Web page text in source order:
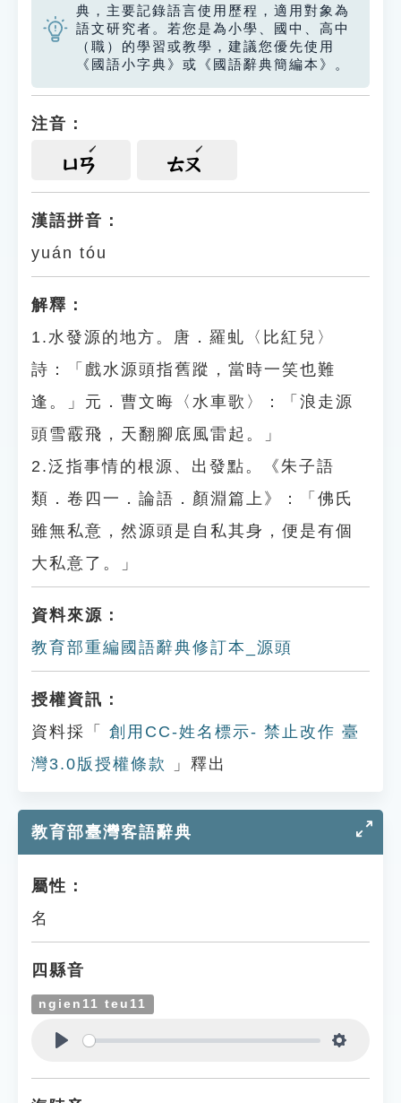
典，主要記錄語言使用歷程，適用對象為
語文研究者。若您是為小學、國中、高中
（職）的學習或教學，建議您優先使用
《國語小字典》或《國語辭典簡編本》。
注音：
ㄩㄢ ㄊㄡ
漢語拼音：
yuán tóu
解釋：
1.水發源的地方。唐．羅虬〈比紅兒〉
詩：「戲水源頭指舊蹤，當時一笑也難
逢。」元．曹文晦〈水車歌〉：「浪走源
頭雪霰飛，天翻腳底風雷起。」
2.泛指事情的根源、出發點。《朱子語
類．卷四一．論語．顏淵篇上》：「佛氏
雖無私意，然源頭是自私其身，便是有個
大私意了。」
資料來源：
教育部重編國語辭典修訂本_源頭
授權資訊：
資料採「
創用CC-姓名標示- 禁止改作 臺
灣3.0版授權條款
」釋出
教育部臺灣客語辭典
屬性：
名
四縣音
ngien11 teu11